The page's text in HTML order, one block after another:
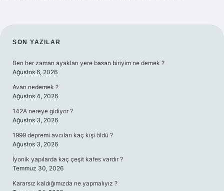
SIDEBAR
SON YAZILAR
Ben her zaman ayakları yere basan biriyim ne demek ?
Ağustos 6, 2026
Avan nedemek ?
Ağustos 4, 2026
142A nereye gidiyor ?
Ağustos 3, 2026
1999 depremi avcıları kaç kişi öldü ?
Ağustos 3, 2026
İyonik yapılarda kaç çeşit kafes vardır ?
Temmuz 30, 2026
Kararsız kaldığımızda ne yapmalıyız ?